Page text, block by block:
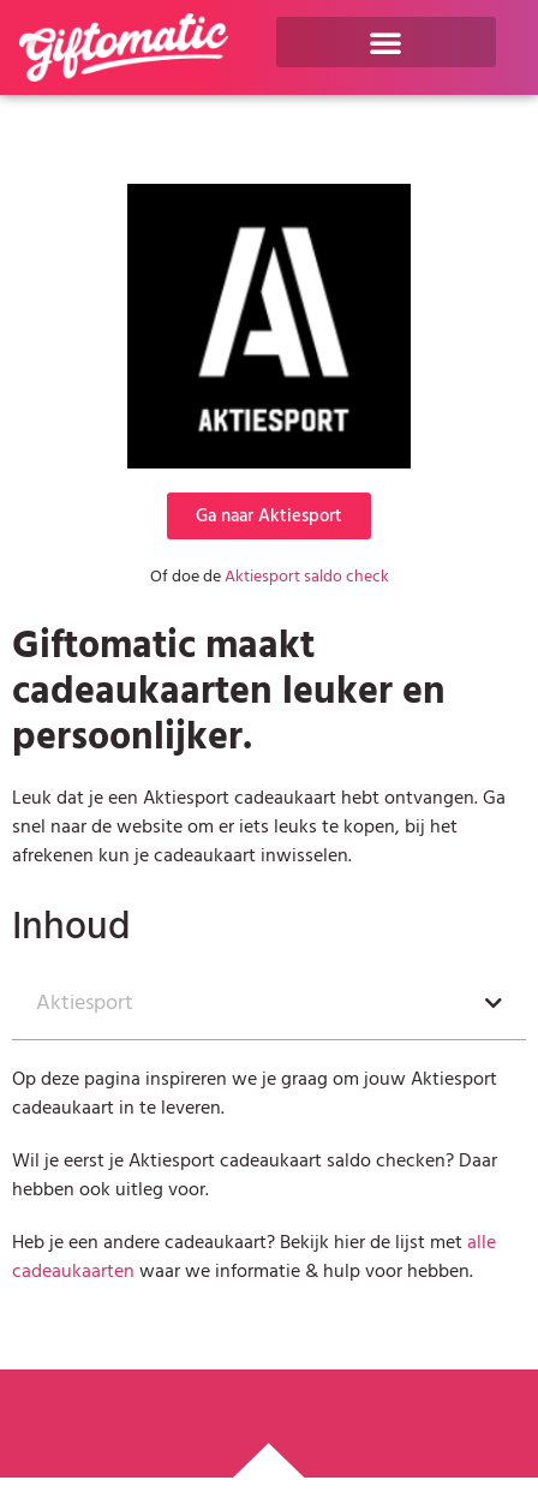
Giftomatic maakt
cadeaukaarten leuker en
persoonlijker.
Leuk dat je een Aktiesport cadeaukaart hebt ontvangen. Ga
snel naar de website om er iets leuks te kopen, bij het
afrekenen kun je cadeaukaart inwisselen.
Inhoud
Aktiesport
Op deze pagina inspireren we je graag om jouw Aktiesport
cadeaukaart in te leveren.
Wil je eerst je Aktiesport cadeaukaart saldo checken? Daar
hebben ook uitleg voor.
Heb je een andere cadeaukaart? Bekijk hier de lijst metalle
cadeaukaartenwaar we informatie & hulp voor hebben.
Ga naar Aktiesport
Of doe deAktiesport saldo check